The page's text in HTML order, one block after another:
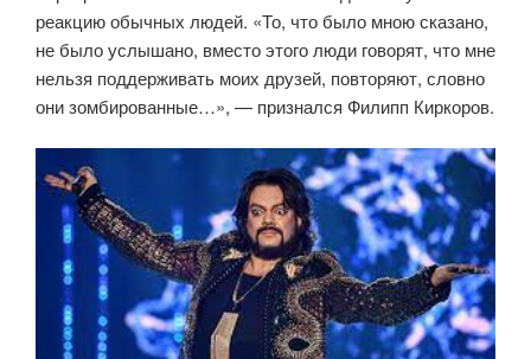
реакцию обычных людей. «То, что было мною сказано,
не было услышано, вместо этого люди говорят, что мне
нельзя поддерживать моих друзей, повторяют, словно
они зомбированные…», — признался Филипп Киркоров.